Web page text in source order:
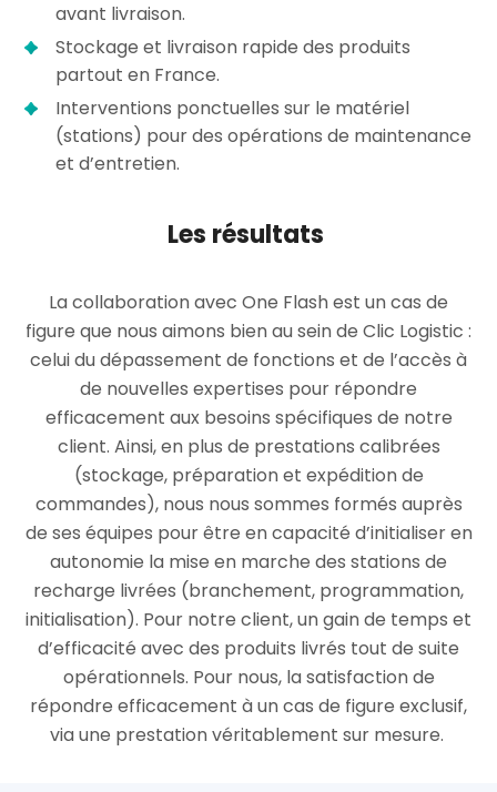
avant livraison.
Stockage et livraison rapide des produits
partout en France.
Interventions ponctuelles sur le matériel
(stations) pour des opérations de maintenance
et d’entretien.
Les résultats
La collaboration avec One Flash est un cas de
figure que nous aimons bien au sein de Clic Logistic :
celui du dépassement de fonctions et de l’accès à
de nouvelles expertises pour répondre
efficacement aux besoins spécifiques de notre
client. Ainsi, en plus de prestations calibrées
(stockage, préparation et expédition de
commandes), nous nous sommes formés auprès
de ses équipes pour être en capacité d’initialiser en
autonomie la mise en marche des stations de
recharge livrées (branchement, programmation,
initialisation). Pour notre client, un gain de temps et
d’efficacité avec des produits livrés tout de suite
opérationnels. Pour nous, la satisfaction de
répondre efficacement à un cas de figure exclusif,
via une prestation véritablement sur mesure.